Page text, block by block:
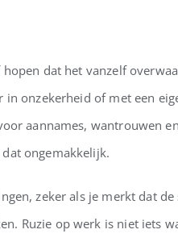
dat het vanzelf
onzekerheid of met een
aannames, wantrouwen
ongemakkelijk.
zeker als je merkt dat
Ruzie op werk is niet iets